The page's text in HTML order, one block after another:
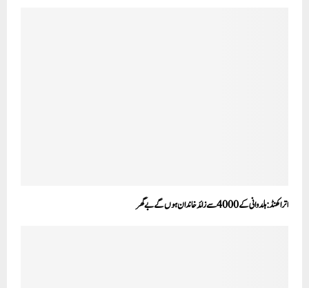
اتراکھنڈ: ہلدوانی کے 4000 سے زائد خاندان ہوں گے بے گھر